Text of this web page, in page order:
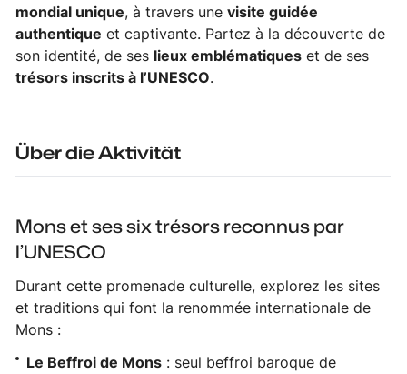
mondial unique, à travers unevisite guidée
authentique et captivante. Partez à la découverte de
son identité, de ses lieux emblématiques et de ses
trésors inscrits à l’UNESCO.
Über die Aktivität
Mons et ses six trésors reconnus par
l’UNESCO
Durant cette promenade culturelle, explorez les sites
et traditions qui font la renommée internationale de
Mons :
Le Beffroi de Mons : seul beffroi baroque de